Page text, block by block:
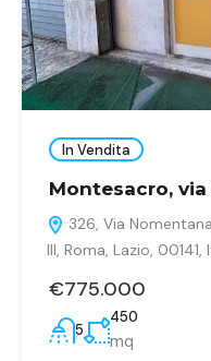
In Vendita
Montesacro,
326, Via
III, Roma, Lazio, 00141,
€775.000
5
450
mq